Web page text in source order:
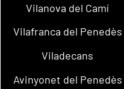
Vilanova del Camí
Vilafranca del Penedès
Viladecans
Avinyonet del Penedès